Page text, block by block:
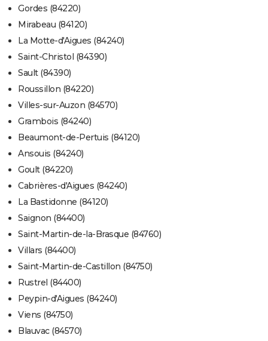
Gordes (84220)
Mirabeau (84120)
La Motte-d'Aigues (84240)
Saint-Christol (84390)
Sault (84390)
Roussillon (84220)
Villes-sur-Auzon (84570)
Grambois (84240)
Beaumont-de-Pertuis (84120)
Ansouis (84240)
Goult (84220)
Cabrières-d'Aigues (84240)
La Bastidonne (84120)
Saignon (84400)
Saint-Martin-de-la-Brasque (84760)
Villars (84400)
Saint-Martin-de-Castillon (84750)
Rustrel (84400)
Peypin-d'Aigues (84240)
Viens (84750)
Blauvac (84570)